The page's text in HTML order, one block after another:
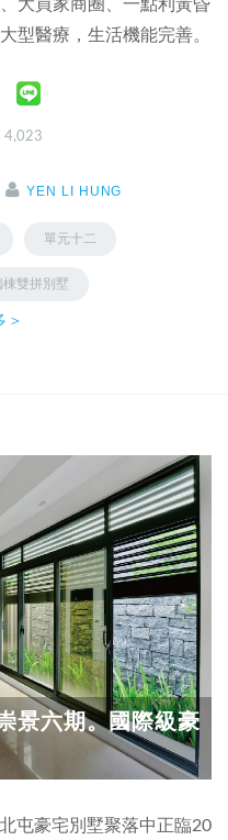
大買家商圈、一點利黃昏
型醫療，生活機能完善。
4,023
YEN LI HUNG
單元十二
棟雙拼別墅
＞
景六期。國際級豪
屯豪宅別墅聚落中正臨20